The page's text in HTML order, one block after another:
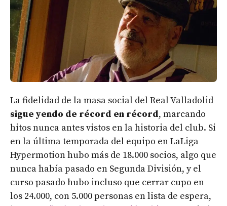
La fidelidad de la masa social del Real Valladolid
sigue yendo de récord en récord, marcando
hitos nunca antes vistos en la historia del club. Si
en la última temporada del equipo en LaLiga
Hypermotion hubo más de 18.000 socios, algo que
nunca había pasado en Segunda División, y el
curso pasado hubo incluso que cerrar cupo en
los 24.000, con 5.000 personas en lista de espera,